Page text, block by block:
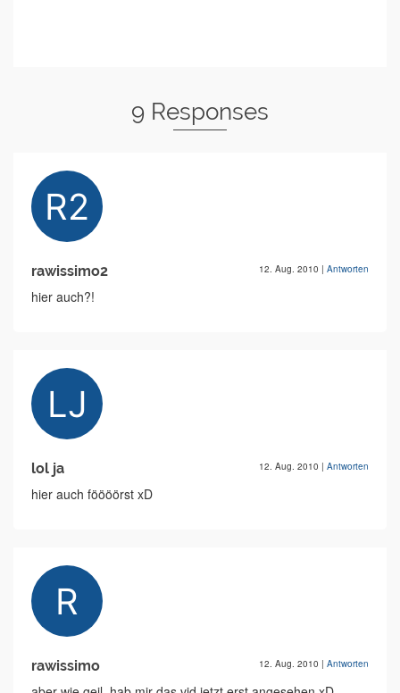
9 Responses
rawissimo2 12. Aug. 2010 | Antworten
hier auch?!
lol ja 12. Aug. 2010 | Antworten
hier auch föööörst xD
rawissimo 12. Aug. 2010 | Antworten